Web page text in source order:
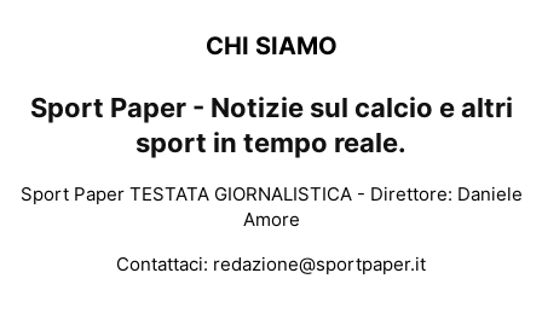
CHI SIAMO
Sport Paper - Notizie sul calcio e altri
sport in tempo reale.
Sport Paper TESTATA GIORNALISTICA - Direttore: Daniele
Amore
Contattaci: redazione@sportpaper.it